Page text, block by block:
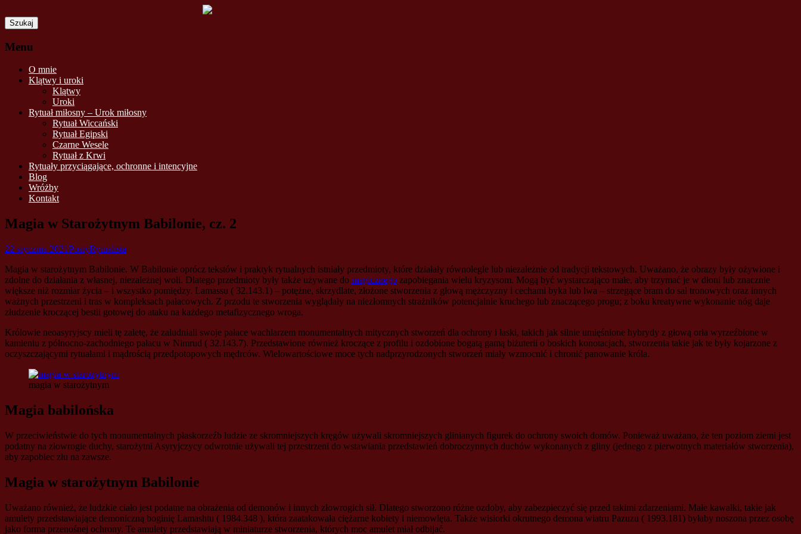
Szukaj:
Menu
Skip
O mnie
Klątwy i uroki
Klątwy
Uroki
Rytuał miłosny – Urok miłosny
Rytuał Wiccański
Rytuał Egipski
Czarne Wesele
Rytuał z Krwi
Rytuały przyciągające, ochronne i intencyjne
Blog
Wróżby
Kontakt
Magia w Starożytnym Babilonie, cz. 2
22 stycznia 2021PostyRytualista
Magia w starożytnym Babilonie. W Babilonie oprócz tekstów i praktyk rytualnych istniały przedmioty, które działały równolegle lub niezależnie od tradycji tekstowych. Uważano, że obrazy były ożywione i
zdolne do działania z własnej, niezależnej woli. Dlatego przedmioty były także używane do magicznego zapobiegania wielu kryzysom. Mogą być wystarczająco małe, aby trzymać je w dłoni lub znacznie
większe niż rozmiar życia – i wszystko pomiędzy. Lamassu ( 32.143.1) – potężne, skrzydlate, złożone stworzenia z głową mężczyzny i cechami byka lub lwa – strzegące bram do sal tronowych oraz innych
ważnych przestrzeni i tras w kompleksach pałacowych. Z przodu te stworzenia wyglądały na niezłomnych strażników potencjalnie kruchego lub znaczącego progu; z boku kreatywne wykonanie nóg daje
złudzenie kroczącej bestii gotowej do ataku na każdego metafizycznego wroga.
Królowie neoasyryjscy mieli tę zaletę, że zaludniali swoje pałace wachlarzem monumentalnych mitycznych stworzeń dla ochrony i łaski, takich jak silnie umięśnione hybrydy z głową orła wyrzeźbione w
kamieniu z północno-zachodniego pałacu w Nimrud ( 32.143.7). Przedstawione również kroczące z profilu i ozdobione bogatą gamą biżuterii o boskich konotacjach, stworzenia takie jak te były kojarzone z
oczyszczającymi rytuałami i mądrością przedpotopowych mędrców. Wielowartościowe moce tych nadprzyrodzonych stworzeń miały wzmocnić i chronić panowanie króla.
magia w starożytnym
Magia babilońska
W przeciwieństwie do tych monumentalnych płaskorzeźb ludzie ze skromniejszych kręgów używali skromniejszych glinianych figurek do ochrony swoich domów. Ponieważ uważano, że ten poziom ziemi jest
podatny na złowrogie duchy, starożytni Asyryjczycy odwrotnie używali tej przestrzeni do wstawiania przedstawień dobroczynnych duchów wykonanych z gliny (jednego z pierwotnych materiałów stworzenia),
aby zapobiec złu na zawsze.
Magia w starożytnym Babilonie
Uważano również, że ludzkie ciało jest podatne na obrażenia od demonów i innych złowrogich sił. Dlatego stworzono różne ozdoby, aby zabezpieczyć się przed takimi zdarzeniami. Małe kawałki, takie jak
amulety przedstawiające demoniczną boginię Lamashtu ( 1984.348 ), która zaatakowała ciężarne kobiety i niemowlęta. Także wisiorki okrutnego demona wiatru Pazuzu ( 1993.181) byłaby noszona przez osobę
jako forma przenośnej ochrony. Te amulety przedstawiają w miniaturze stworzenia, których moc amulet miał odbijać.